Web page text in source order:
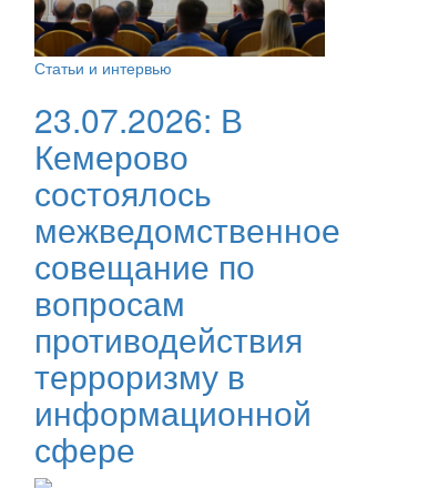
Статьи и интервью
23.07.2026: В
Кемерово
состоялось
межведомственное
совещание по
вопросам
противодействия
терроризму в
информационной
сфере